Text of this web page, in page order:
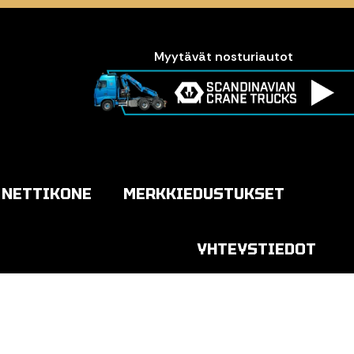
Myytävät nosturiautot
NETTIKONE MERKKIEDUSTUKSET
YHTEYSTIEDOT